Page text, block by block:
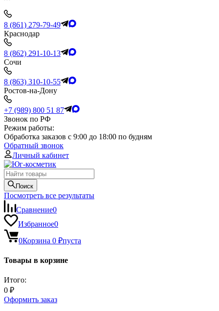
8 (861) 279-79-49
Краснодар
8 (862) 291-10-13
Сочи
8 (863) 310-10-55
Ростов-на-Дону
+7 (989) 800 51 87
Звонок по РФ
Режим работы:
Обработка заказов с 9:00 до 18:00 по будням
Обратный звонок
Личный кабинет
Поиск
Посмотреть все результаты
Сравнение0
Избранное0
0Корзина 0 ₽пуста
Товары в корзине
Итого:
0 ₽
Оформить заказ